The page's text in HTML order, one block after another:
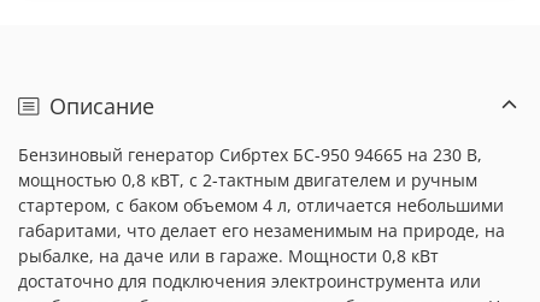
Описание
Бензиновый генератор Сибртех БС-950 94665 на 230 В,
мощностью 0,8 кВТ, с 2-тактным двигателем и ручным
стартером, с баком объемом 4 л, отличается небольшими
габаритами, что делает его незаменимым на природе, на
рыбалке, на даче или в гараже. Мощности 0,8 кВт
достаточно для подключения электроинструмента или